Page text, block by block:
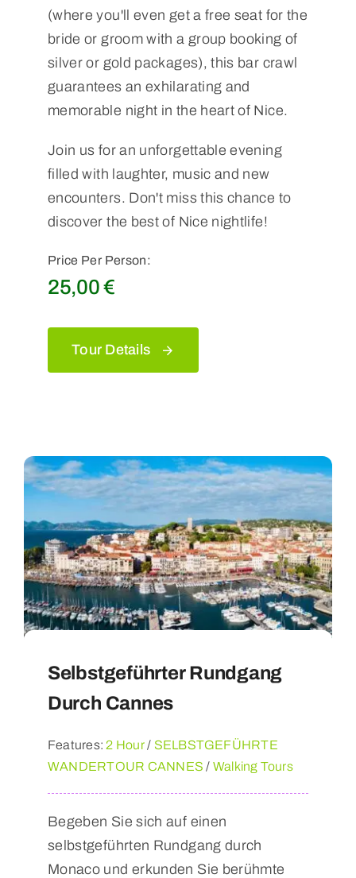
(where you'll even get a free seat for the
bride or groom with a group booking of
silver or gold packages), this bar crawl
guarantees an exhilarating and
memorable night in the heart of Nice.
Join us for an unforgettable evening
filled with laughter, music and new
encounters. Don't miss this chance to
discover the best of Nice nightlife!
Price Per Person:
25,00€
Tour Details
Selbstgeführter Rundgang
Durch Cannes
Features: 2 Hour/ SELBSTGEFÜHRTE
WANDERTOUR CANNES / Walking Tours
Begeben Sie sich auf einen
selbstgeführten Rundgang durch
Monaco und erkunden Sie berühmte